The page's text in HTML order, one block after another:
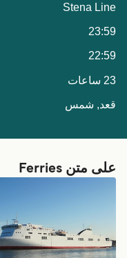
Stena Line
23:59
22:59
23 ساعات
قعد, شمس
على متن Ferries